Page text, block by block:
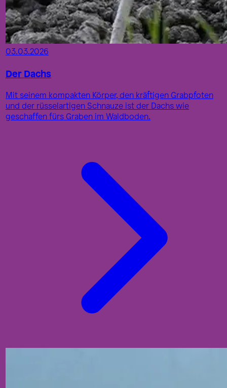
03.03.2026
Der Dachs
Mit seinem kompakten Körper, den kräftigen Grabpfoten
und der rüsselartigen Schnauze ist der Dachs wie
geschaffen fürs Graben im Waldboden.